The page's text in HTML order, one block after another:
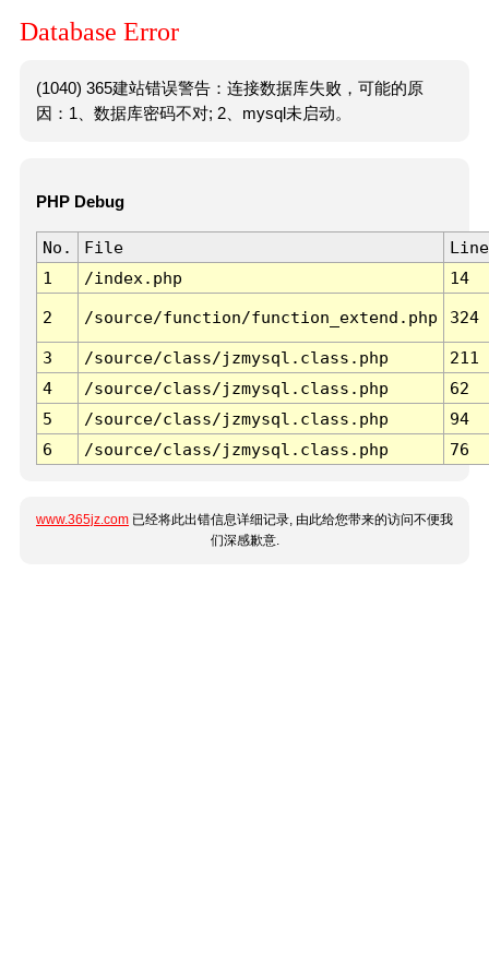
Database Error
(1040) 365建站错误警告：连接数据库失败，可能的原
因：1、数据库密码不对; 2、mysql未启动。
PHP Debug
No. File
Line
1
/index.php 14
2 /source/function/function_extend.php 324
3 /source/class/jzmysql.class.php
211
4
/source/class/jzmysql.class.php
62
5
/source/class/jzmysql.class.php
94
6
/source/class/jzmysql.class.php 76
www.365jz.com 已经将此出错信息详细记录, 由此给您带来的访问不便我
们深感歉意.